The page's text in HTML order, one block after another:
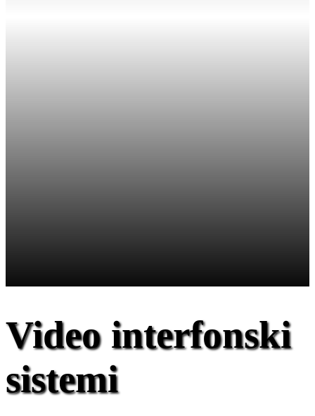
Video interfonski
sistemi